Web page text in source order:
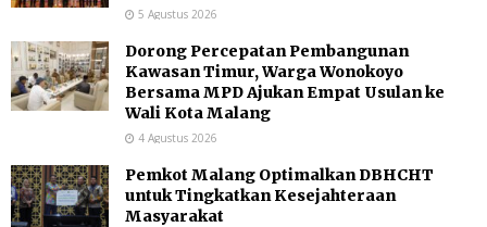
5 Agustus 2026
Dorong Percepatan Pembangunan
Kawasan Timur, Warga Wonokoyo
Bersama MPD Ajukan Empat Usulan ke
Wali Kota Malang
4 Agustus 2026
Pemkot Malang Optimalkan DBHCHT
untuk Tingkatkan Kesejahteraan
Masyarakat